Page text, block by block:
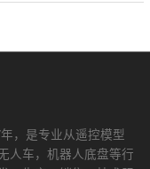
，是专业从遥控模型
人车，机器人底盘等行